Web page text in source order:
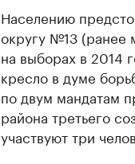
Населению
округу №13 (ранее
на выборах в 2014
кресло в думе
по двум мандатам
района третьего
участвуют три